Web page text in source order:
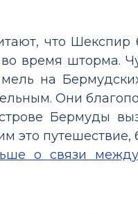
что
время шторма.
на
Они
Бермуды
путешествие,
о связи